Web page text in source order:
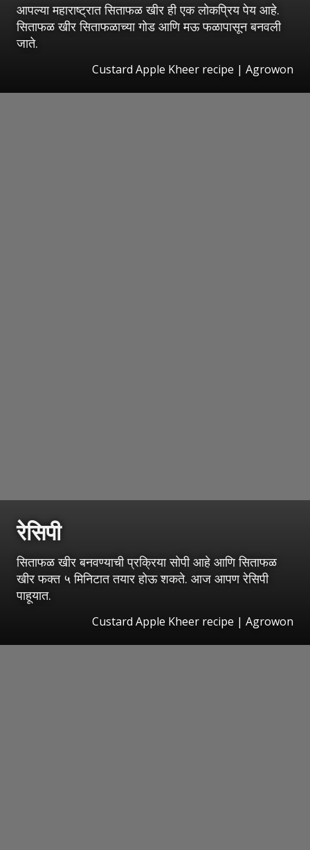
आपल्या महाराष्ट्रात सिताफळ खीर ही एक लोकप्रिय पेय आहे.
सिताफळ खीर सिताफळाच्या गोड आणि मऊ फळापासून बनवली
जाते.
Custard Apple Kheer recipe | Agrowon
रेसिपी
सिताफळ खीर बनवण्याची प्रक्रिया सोपी आहे आणि सिताफळ
खीर फक्त ५ मिनिटात तयार होऊ शकते. आज आपण रेसिपी
पाहूयात.
Custard Apple Kheer recipe | Agrowon